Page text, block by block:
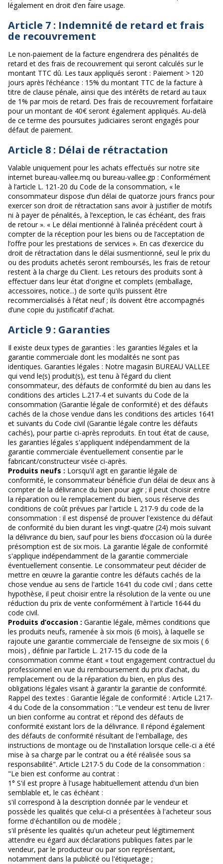
légalement en droit d’en faire usage.
Article 7 : Indemnité de retard et frais
de recouvrement
Le non-paiement de la facture engendrera des pénalités de
retard et des frais de recouvrement qui seront calculés sur le
montant TTC dû. Les taux appliqués seront : Paiement > 120
jours après l’échéance : 15% du montant TTC de la facture à
titre de clause pénale, ainsi que des intérêts de retard au taux
de 1% par mois de retard. Des frais de recouvrement forfaitaire
pour un montant de 40€ seront également appliqués. Au-delà
de ce terme des poursuites judiciaires seront engagés pour
défaut de paiement.
Article 8 : Délai de rétractation
Valable uniquement pour les achats effectués sur notre site
internet bureau-vallee.mq ou bureau-vallee.gp : Conformément
à l’article L. 121-20 du Code de la consommation, « le
consommateur dispose d’un délai de quatorze jours francs pour
exercer son droit de rétractation sans avoir à justifier de motifs
ni à payer de pénalités, à l’exception, le cas échéant, des frais
de retour ». « Le délai mentionné à l’alinéa précédent court à
compter de la réception pour les biens ou de l’acceptation de
l’offre pour les prestations de services ». En cas d’exercice du
droit de rétractation dans le délai susmentionné, seul le prix du
ou des produits achetés seront remboursés, les frais de retour
restent à la charge du Client. Les retours des produits sont à
effectuer dans leur état d'origine et complets (emballage,
accessoires, notice...) de sorte qu'ils puissent être
recommercialisés à l’état neuf ; ils doivent être accompagnés
d’une copie du justificatif d'achat.
Article 9 : Garanties
Il existe deux types de garanties : les garanties légales et la
garantie commerciale dont les modalités ne sont pas
identiques. Garanties légales : Notre magasin BUREAU VALLEE
qui vend le(s) produit(s), est tenu à l’égard du client
consommateur, des défauts de conformité du bien au dans les
conditions des articles L.217-4 et suivants du Code de la
consommation (Garantie légale de conformité) et des défauts
cachés de la chose vendue dans les conditions des articles 1641
et suivants du Code civil (Garantie légale contre les défauts
cachés), pour partie ci-après reproduits. En tout état de cause,
les garanties légales s'appliquent indépendamment de la
garantie commerciale éventuellement consentie par le
fabricant/constructeur visée ci-après.
Produits neufs : Lorsqu'il agit en garantie légale de
conformité, le consommateur bénéficie d'un délai de deux ans à
compter de la délivrance du bien pour agir ; il peut choisir entre
la réparation ou le remplacement du bien, sous réserve des
conditions de coût prévues par l'article L 217-9 du code de la
consommation : il est dispensé de prouver l'existence du défaut
de conformité du bien durant les vingt-quatre (24) mois suivant
la délivrance du bien, sauf pour les biens d’occasion où la durée
présomption est de six mois. La garantie légale de conformité
s'applique indépendamment de la garantie commerciale
éventuellement consentie. Le consommateur peut décider de
mettre en œuvre la garantie contre les défauts cachés de la
chose vendue au sens de l'article 1641 du code civil ; dans cette
hypothèse, il peut choisir entre la résolution de la vente ou une
réduction du prix de vente conformément à l'article 1644 du
code civil.
Produits d’occasion : Garantie légale, mêmes conditions que
les produits neufs, ramenée à six mois (6 mois), à laquelle se
rajoute une garantie commerciale de l’enseigne de six mois ( 6
mois) , définie par l’article L. 217-15 du code de la
consommation comme étant « tout engagement contractuel du
professionnel en vue du remboursement du prix d’achat, du
remplacement ou de la réparation du bien, en plus des
obligations légales visant à garantir la garantie de conformité.
Rappel des textes : Garantie légale de conformité : Article L217-
4 du Code de la consommation : "Le vendeur est tenu de livrer
un bien conforme au contrat et répond des défauts de
conformité existant lors de la délivrance. Il répond également
des défauts de conformité résultant de l'emballage, des
instructions de montage ou de l'installation lorsque celle-ci a été
mise à sa charge par le contrat ou a été réalisée sous sa
responsabilité". Article L217-5 du Code de la consommation :
"Le bien est conforme au contrat :
1° S'il est propre à l'usage habituellement attendu d'un bien
semblable et, le cas échéant :
s'il correspond à la description donnée par le vendeur et
possède les qualités que celui-ci a présentées à l'acheteur sous
forme d'échantillon ou de modèle ;
s'il présente les qualités qu'un acheteur peut légitimement
attendre eu égard aux déclarations publiques faites par le
vendeur, par le producteur ou par son représentant,
notamment dans la publicité ou l'étiquetage ;